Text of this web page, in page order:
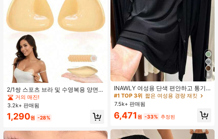
2/1쌍 스포츠 브라 및 수영복용 양면
접착 브라 패드
거의 매진!
3.2k+ 판매됨
1,290원 -28%
8
INAWLY 여성용 단색 편안하고 통기
성 좋은 긴 소매 앞면 버튼 캐주얼 다
용도 얇은 가디건
#1 TOP 3위
짧은 여성용 경량 재킷
거의 매진!
#1 TOP 3위 짧은 여성용 경량 재킷
거의 매진!
#1 TOP 3위 짧은 여성용 경량 재킷
거의 매진!
#1 TOP 3위
짧은 여성용 경량 재킷
거의 매진!
7.5k+ 판매됨
6,471 원 -33% 추정된